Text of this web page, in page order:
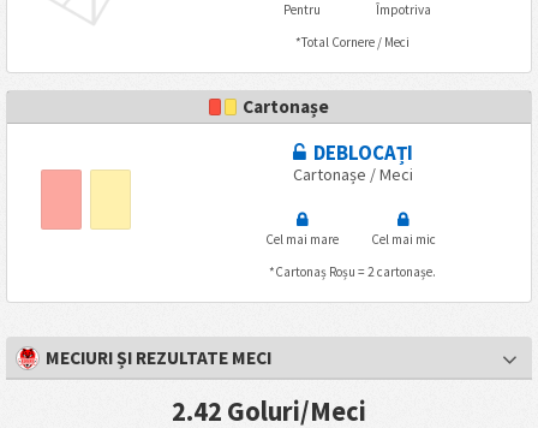
Pentru
Împotriva
*Total Cornere / Meci
Cartonașe
DEBLOCAȚI
Cartonașe / Meci
Cel mai mare
Cel mai mic
*Cartonaș Roșu = 2 cartonașe.
MECIURI ȘI REZULTATE MECI
2.42 Goluri/Meci